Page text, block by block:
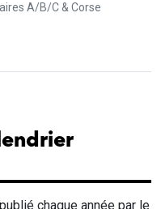
A/B/C & Corse
chaque année par le